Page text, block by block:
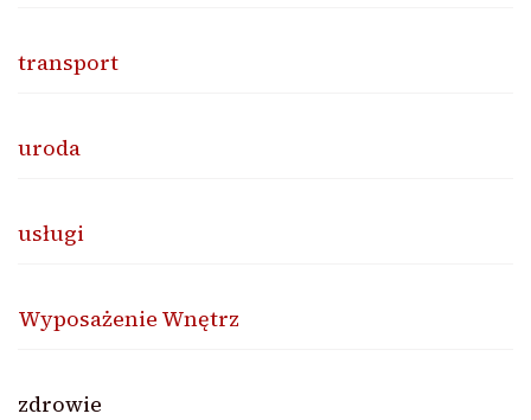
transport
uroda
usługi
Wyposażenie Wnętrz
zdrowie